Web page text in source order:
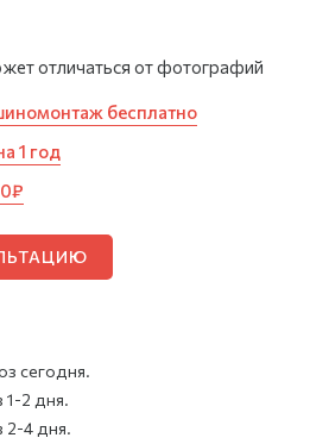
отличаться от фотографий
бесплатно
1 год
сегодня.
1-2 дня.
2-4 дня.